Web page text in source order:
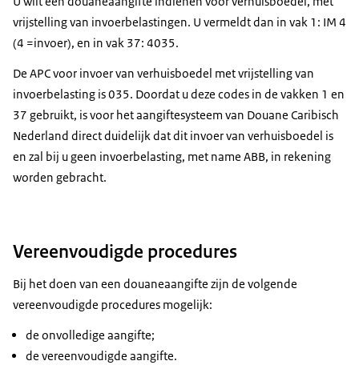
vrijstelling van invoerbelastingen. U vermeldt dan in vak 1: IM 4
(4 =invoer), en in vak 37: 4035.
De APC voor invoer van verhuisboedel met vrijstelling van
invoerbelasting is 035. Doordat u deze codes in de vakken 1 en
37 gebruikt, is voor het aangiftesysteem van Douane Caribisch
Nederland direct duidelijk dat dit invoer van verhuisboedel is
en zal bij u geen invoerbelasting, met name ABB, in rekening
worden gebracht.
Vereenvoudigde procedures
Bij het doen van een douaneaangifte zijn de volgende
vereenvoudigde procedures mogelijk:
de onvolledige aangifte;
de vereenvoudigde aangifte.